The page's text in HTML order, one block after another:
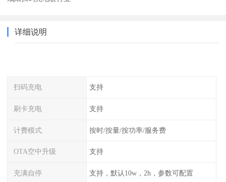
详细说明
扫码充电 支持
刷卡充电 支持
计费模式 按时/按量/按功率/服务费
OTA空中升级 支持
充满自停 支持，默认10w，2h，参数可配置